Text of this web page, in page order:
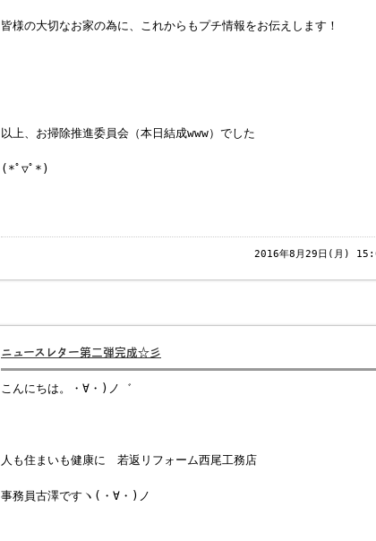
皆様の大切なお家の為に、これからもプチ情報をお伝えします！
以上、お掃除推進委員会（本日結成www）でした
(*ﾟ▽ﾟ*)
2016年8月29日(月)
ニュースレター第二弾完成☆彡
こんにちは。・∀・)ノ゛
人も住まいも健康に 若返リフォーム西尾工務店
事務員古澤ですヽ(・∀・)ノ